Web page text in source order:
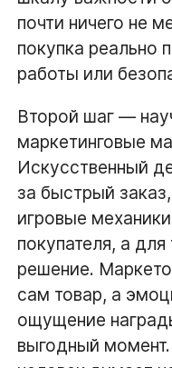
почти ничего не
покупка реально
работы или
Второй шаг —
маркетинговые
Искусственный
за быстрый
игровые
покупателя, а
решение.
сам товар, а
ощущение
выгодный